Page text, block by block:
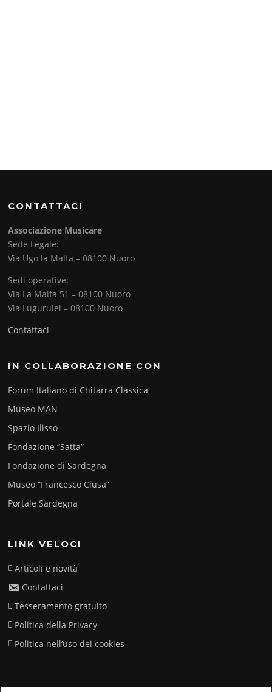
CONTATTACI
Associazione Musicare
Sede Legale:
Via Ugo la Malfa – 08100 Nuoro
Sedi operative:
Via La Malfa 51 – 08100 Nuoro
Via Lugurulei – 08100 Nuoro
Contattaci
IN COLLABORAZIONE CON
Forum Italiano di Chitarra Classica
Museo MAN
Spazio Ilisso
Fondazione “Satta”
Fondazione di Sardegna
Museo “Francesco Ciusa”
Portale Sardegna
LINK VELOCI
Articoli e novità
Contattaci
Tesseramento gratuito
Politica della Privacy
Politica nell’uso dei cookies